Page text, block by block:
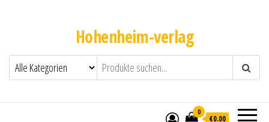
Hohenheim-verlag
0
€0.00